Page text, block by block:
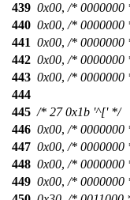
439 0x00, /* 0000000
440 0x00, /* 0000000
441 0x00, /* 0000000
442 0x00, /* 0000000
443 0x00, /* 0000000
444
445 /* 27 0x1b '^[' */
446 0x00, /* 0000000
447 0x00, /* 0000000
448 0x00, /* 0000000
449 0x00, /* 0000000